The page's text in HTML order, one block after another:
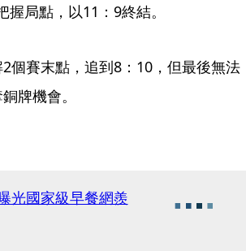
局點，以11：9終結。
個賽末點，追到8：10，但最後無法
牌機會。
光國家級早餐網羨